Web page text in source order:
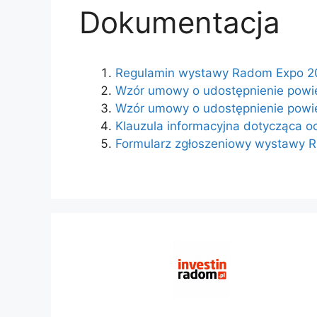
Dokumentacja
Regulamin wystawy Radom Expo
Wzór umowy o udostępnienie
Wzór umowy o udostępnienie
Klauzula informacyjna dotycząca
Formularz zgłoszeniowy wystawy